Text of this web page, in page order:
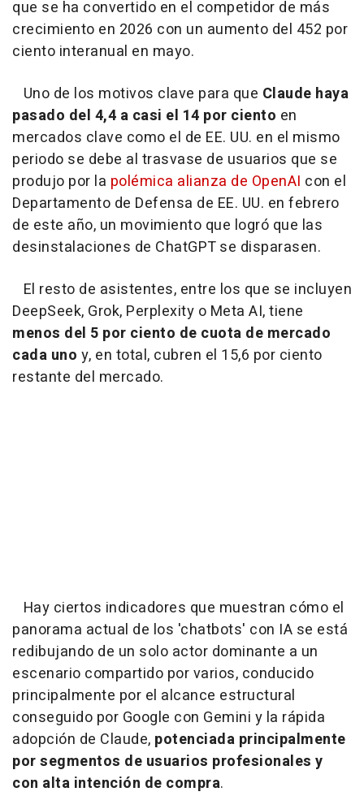
que se ha convertido en el competidor de más
crecimiento en 2026 con un aumento del 452 por
ciento interanual en mayo.
Uno de los motivos clave para que Claude haya
pasado del 4,4 a casi el 14 por ciento en
mercados clave como el de EE. UU. en el mismo
periodo se debe al trasvase de usuarios que se
produjo por la polémica alianza de OpenAI con el
Departamento de Defensa de EE. UU. en febrero
de este año, un movimiento que logró que las
desinstalaciones de ChatGPT se disparasen.
El resto de asistentes, entre los que se incluyen
DeepSeek, Grok, Perplexity o Meta AI, tiene
menos del 5 por ciento de cuota de mercado
cada uno y, en total, cubren el 15,6 por ciento
restante del mercado.
Hay ciertos indicadores que muestran cómo el
panorama actual de los 'chatbots' con IA se está
redibujando de un solo actor dominante a un
escenario compartido por varios, conducido
principalmente por el alcance estructural
conseguido por Google con Gemini y la rápida
adopción de Claude, potenciada principalmente
por segmentos de usuarios profesionales y
con alta intención de compra.